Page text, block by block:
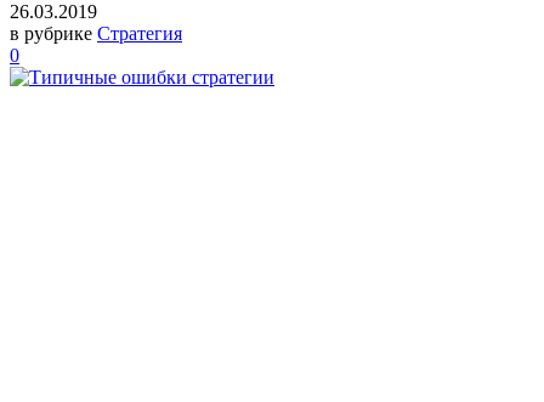
26.03.2019
в рубрике Стратегия
0